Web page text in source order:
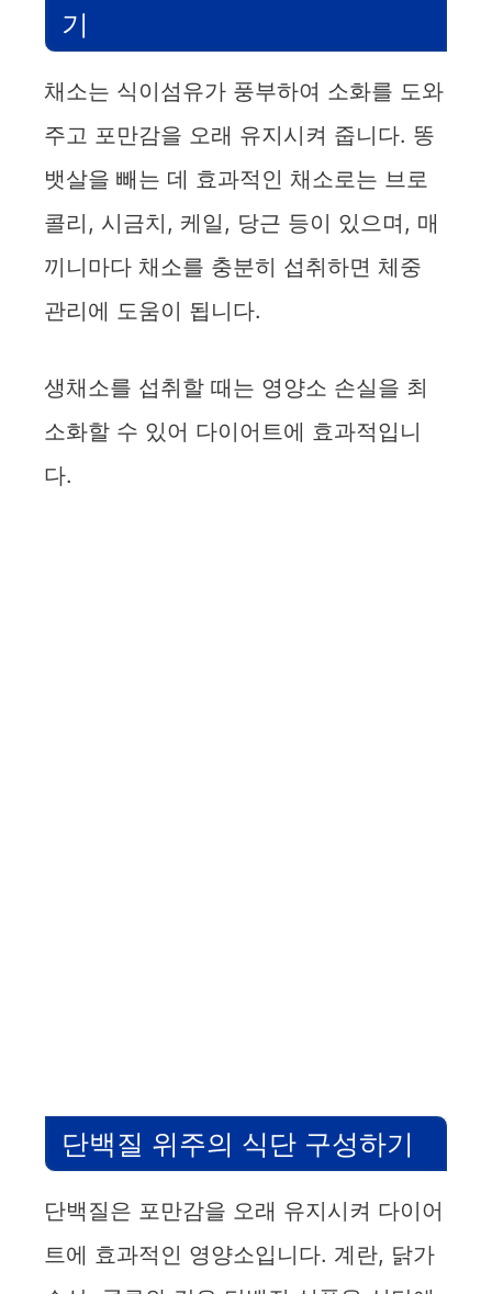
기
채소는 식이섬유가 풍부하여 소화를 도와
주고 포만감을 오래 유지시켜 줍니다. 똥
뱃살을 빼는 데 효과적인 채소로는 브로
콜리, 시금치, 케일, 당근 등이 있으며, 매
끼니마다 채소를 충분히 섭취하면 체중
관리에 도움이 됩니다.
생채소를 섭취할 때는 영양소 손실을 최
소화할 수 있어 다이어트에 효과적입니
다.
단백질 위주의 식단 구성하기
단백질은 포만감을 오래 유지시켜 다이어
트에 효과적인 영양소입니다. 계란, 닭가